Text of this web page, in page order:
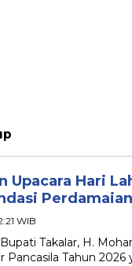
Upacara Hari
WIB
Takalar, H.
Pancasila Tahun